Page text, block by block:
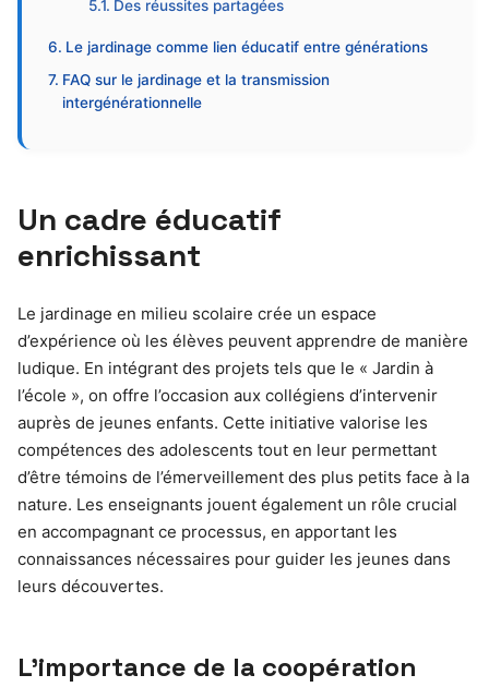
Des réussites partagées
Le jardinage comme lien éducatif entre générations
FAQ sur le jardinage et la transmission
intergénérationnelle
Un cadre éducatif
enrichissant
Le jardinage en milieu scolaire crée un espace
d’expérience où les élèves peuvent apprendre de manière
ludique. En intégrant des projets tels que le « Jardin à
l’école », on offre l’occasion aux collégiens d’intervenir
auprès de jeunes enfants. Cette initiative valorise les
compétences des adolescents tout en leur permettant
d’être témoins de l’émerveillement des plus petits face à la
nature. Les enseignants jouent également un rôle crucial
en accompagnant ce processus, en apportant les
connaissances nécessaires pour guider les jeunes dans
leurs découvertes.
L’importance de la coopération